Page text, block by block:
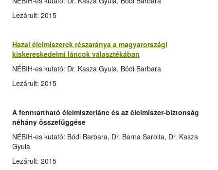
Lezárult: 2015
Hazai élelmiszerek részaránya a magyarországi
kiskereskedelmi láncok választékában
NÉBIH-es kutató: Dr. Kasza Gyula, Bódi Barbara
Lezárult: 2015
A fenntartható élelmiszerlánc és az élelmiszer-biztonság
néhány összefüggése
NÉBIH-es kutató: Bódi Barbara, Dr. Barna Sarolta, Dr. Kasza
Gyula
Lezárult: 2015